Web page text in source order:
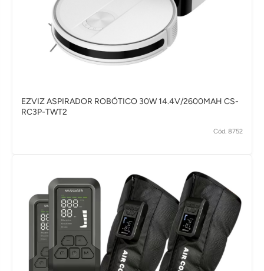
EZVIZ ASPIRADOR ROBÓTICO 30W 14.4V/2600MAH CS-
RC3P-TWT2
Cód. 8752